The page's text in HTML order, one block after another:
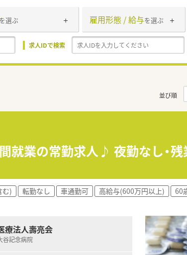
を選ぶ 雇用形態 / 給与を選ぶ
求人IDで検索
並び順
就業の常勤求人♪ 夜勤なし・
む) 転勤なし 車通勤可 高給与(600万円以上) 60
療法人壽亮会
谷記念病院